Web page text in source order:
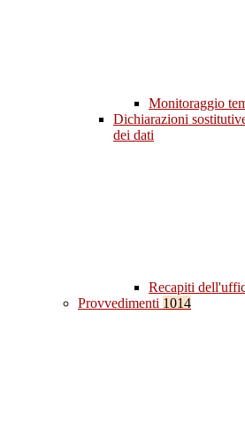
Monitoraggio
Dichiarazioni
dei dati
Recapiti
Provvedimenti 1014